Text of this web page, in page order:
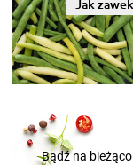
Jak
Bądź na